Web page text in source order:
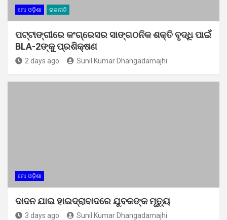
ମୋ ଓଡ଼ିଶା ରାଜନୀତି
ପଟ୍ଟାଙ୍ଗୀରେ କଂଗ୍ରେସର ସାଙ୍ଗଠନିକ ଶକ୍ତି ବୃଦ୍ଧି ପାଇଁ
BLA-2ଙ୍କୁ ପ୍ରଶିକ୍ଷଣ
2 days ago Sunil Kumar Dhangadamajhi
ମୋ ଓଡ଼ିଶା
ଦାଦନ ଯାଇ ହାଇଦ୍ରାବାଦରେ ଯୁବକଙ୍କ ମୃତ୍ୟୁ
3 days ago Sunil Kumar Dhangadamajhi